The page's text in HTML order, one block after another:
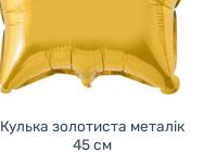
Кулька золотиста металік
45 см